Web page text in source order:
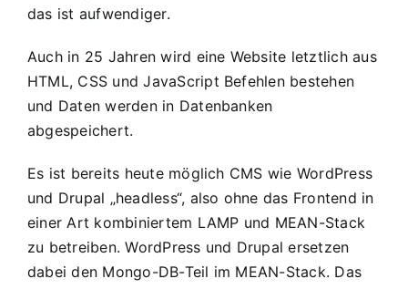
das ist aufwendiger.
Auch in 25 Jahren wird eine Website letztlich aus
HTML, CSS und JavaScript Befehlen bestehen
und Daten werden in Datenbanken
abgespeichert.
Es ist bereits heute möglich CMS wie WordPress
und Drupal „headless“, also ohne das Frontend in
einer Art kombiniertem LAMP und MEAN-Stack
zu betreiben. WordPress und Drupal ersetzen
dabei den Mongo-DB-Teil im MEAN-Stack. Das